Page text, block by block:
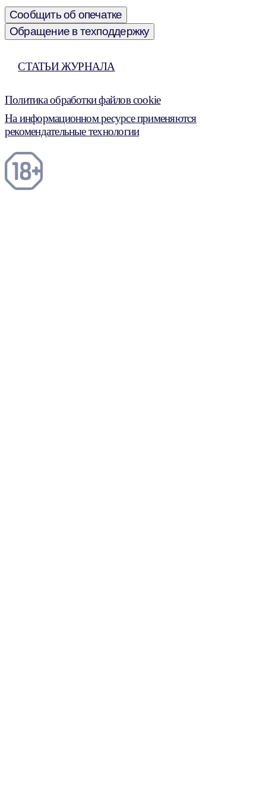
Сообщить об опечатке
Обращение в техподдержку
СТАТЬИ ЖУРНАЛА
Политика обработки файлов cookie
На информационном ресурсе применяются
рекомендательные технологии